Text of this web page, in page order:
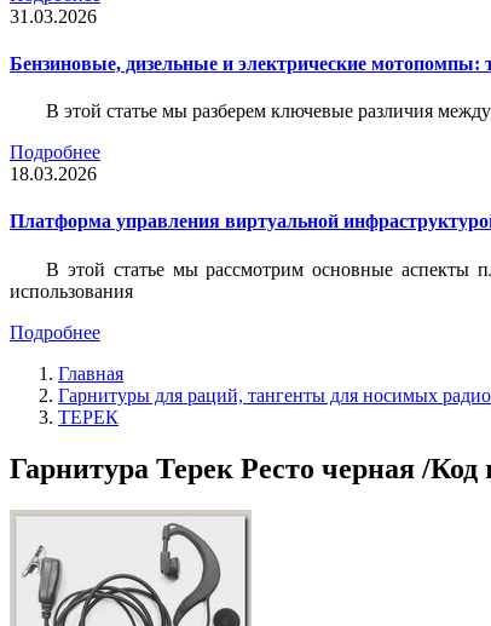
31.03.2026
Бензиновые, дизельные и электрические мотопомпы:
В этой статье мы разберем ключевые различия
Подробнее
18.03.2026
Платформа управления виртуальной
В этой статье мы рассмотрим основные аспекты
использования
Подробнее
Главная
Гарнитуры для раций, тангенты для носимых
ТЕРЕК
Гарнитура Терек Ресто черная /Код